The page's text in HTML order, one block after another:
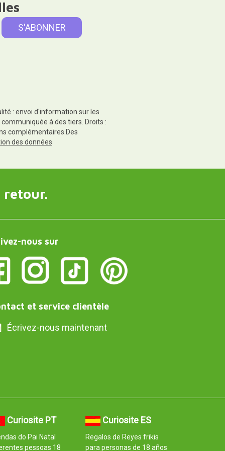
: envoi d'information sur les
à des tiers. Droits :
complémentaires.Des
des données
retour.
nous sur
et service clientèle
Écrivez-nous maintenant
Curiosite PT
do Pai Natal
pessoas 18
Curiosite ES
Regalos de Reyes frikis
para personas de 18 años